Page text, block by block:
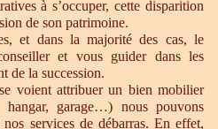
à s’occuper, cette disparition
de son patrimoine.
et dans la majorité des cas, le
et vous guider dans les
de la succession.
voient attribuer un bien mobilier
hangar, garage…) nous pouvons
services de débarras. En effet,